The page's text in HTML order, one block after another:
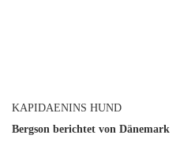
KAPIDAENINS HUND
Bergson berichtet von Dänemark